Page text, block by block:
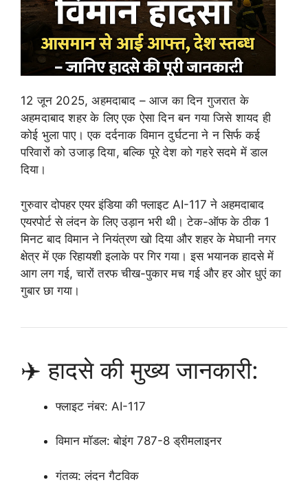
12 जून 2025, अहमदाबाद – आज का दिन गुजरात के
अहमदाबाद शहर के लिए एक ऐसा दिन बन गया जिसे शायद ही
कोई भुला पाए। एक दर्दनाक विमान दुर्घटना ने न सिर्फ कई
परिवारों को उजाड़ दिया, बल्कि पूरे देश को गहरे सदमे में डाल
दिया।
गुरुवार दोपहर एयर इंडिया की फ्लाइट AI-117 ने अहमदाबाद
एयरपोर्ट से लंदन के लिए उड़ान भरी थी। टेक-ऑफ के ठीक 1
मिनट बाद विमान ने नियंत्रण खो दिया और शहर के मेघानी नगर
क्षेत्र में एक रिहायशी इलाके पर गिर गया। इस भयानक हादसे में
आग लग गई, चारों तरफ चीख-पुकार मच गई और हर ओर धुएं का
गुबार छा गया।
✈️ हादसे की मुख्य जानकारी:
फ्लाइट नंबर: AI-117
विमान मॉडल: बोइंग 787-8 ड्रीमलाइनर
गंतव्य: लंदन गैटविक